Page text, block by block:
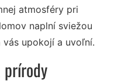
atmosféry pri
naplní sviežou
upokojí a uvoľní.